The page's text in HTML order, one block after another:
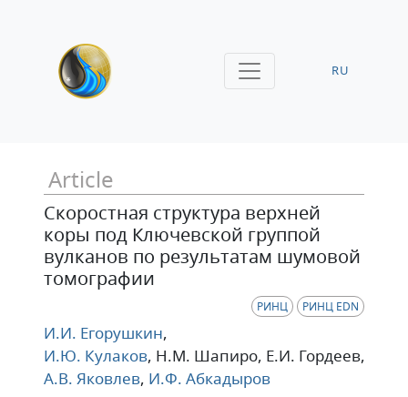
RU
Article
Скоростная структура верхней
коры под Ключевской группой
вулканов по результатам шумовой
томографии
РИНЦ РИНЦ EDN
И.И. Егорушкин,
И.Ю. Кулаков, Н.М. Шапиро, Е.И. Гордеев,
А.В. Яковлев, И.Ф. Абкадыров